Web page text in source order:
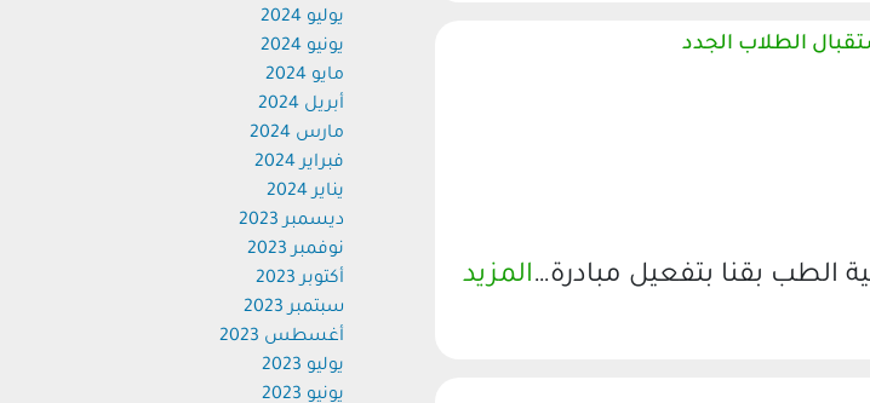
الطلاب الجدد
الطب بقنا بتفعيل مبادرة…المزيد
يوليو 2024
يونيو 2024
مايو 2024
أبريل 2024
مارس 2024
فبراير 2024
يناير 2024
ديسمبر 2023
نوفمبر 2023
أكتوبر 2023
سبتمبر 2023
أغسطس 2023
يوليو 2023
يونيو 2023